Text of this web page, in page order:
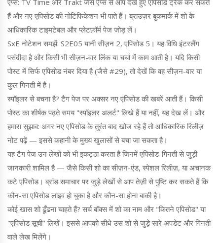
हैं और नए एपिसोड की नोटिफिकेशन भी पाते हैं। ब्राउज़र बुकमार्क में शो के
आधिकारिक टाइमटेबल और प्लेटफ़ॉर्म पेज जोड़ लें।
SxE नोटेशन समझें: S2E05 यानी सीज़न 2, एपिसोड 5। यह विधि इंटरलैंग
पसंदीदा है और किसी भी सीज़न-वार लिंक या चर्चा में काम आती है। यदि किसी
पोस्ट में सिर्फ एपिसोड नंबर दिया है (जैसे #29), तो देखें कि वह सीज़न-वार या
कुल गिनती में है।
स्पॉइलर से बचना है? टैग पेज पर अक्सर नए एपिसोड की खबरें आती हैं। किसी
पोस्ट का शीर्षक पढ़ते समय "स्पॉइलर अलर्ट" लिखे हैं या नहीं, यह देख लें। और
हमारा सुझाव: अगर नए एपिसोड के तुरंत बाद खोज रहे हैं तो आधिकारिक रिलीज़
नोट पढ़ें — इससे कहानी के मुख्य खुलासों से बचा जा सकता है।
यह टैग पेज उन लेखों को भी इकट्ठा करता है जिनमें एपिसोड-गिनती से जुड़ी
जानकारी शामिल है — जैसे किसी शो का सीज़न-एंड, स्पेशल रिलीज़, या अचानक
कटे एपिसोड। ब्रांड समाचार पर जुड़े लेखों से आप तेज़ी से पुष्टि कर सकते हैं कि
कौन-सा एपिसोड लाइव हो चुका है और कौन-सा होना बाकी है।
कोई खास शो ढूँढना चाहते हैं? सर्च बॉक्स में शो का नाम और "कितने एपिसोड" या
"एपिसोड सूची" लिखें। इससे आपको सीधे उस शो से जुड़े सारे अपडेट और गिनती
वाले लेख मिलेंगे।